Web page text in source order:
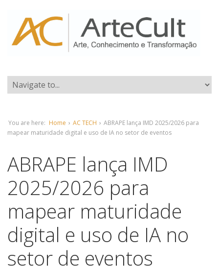
You are here: Home › AC TECH › ABRAPE lança IMD 2025/2026 para
mapear maturidade digital e uso de IA no setor de eventos
ABRAPE lança IMD
2025/2026 para
mapear maturidade
digital e uso de IA no
setor de eventos